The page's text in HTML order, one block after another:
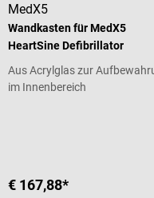
MedX5
Wandkasten für MedX5
HeartSine Defibrillator
Aus Acrylglas zur
im Innenbereich
€ 167,88*